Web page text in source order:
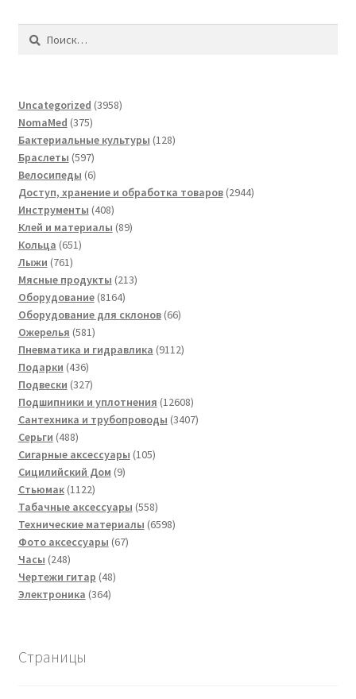
Найти:
Uncategorized 39583958
NomaMed 375375
товаров
Бактериальные культуры 128128
Браслеты 597597
товаров
Велосипеды 66
товаров
Доступ, хранение и обработка товаров 29442944
Инструменты 408408
товаров
Клей и материалы 8989
Кольца 651651
Лыжи 761761
товар
Мясные продукты 213213
Оборудование 81648164
товара
Оборудование для склонов 6666
Ожерелья 581581
товар
Пневматика и гидравлика 91129112
Подарки 436436
товаров
Подвески 327327
товаров
Подшипники и уплотнения 1260812608
товаров
Сантехника и трубопроводы 34073407
Серьги 488488
товаров
Сигарные аксессуары 105105
Сицилийский Дом 99
Стьюмак 11221122
товара
Табачные аксессуары 558558
товаров
Технические материалы 65986598
Фото аксессуары 6767
Часы 248248
товаров
Чертежи гитар 4848
Электроника 364364
Страницы